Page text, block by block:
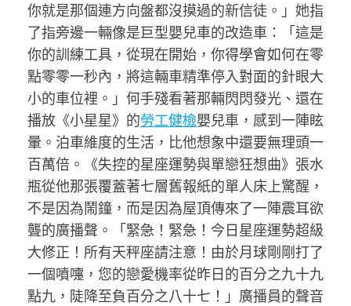
你就是那個連方向盤都沒摸過的新信徒。」她指
了指旁邊一輛像是巨型嬰兒車的改造車：「這是
你的訓練工具，從現在開始，你得學會如何在零
點零零一秒內，將這輛車精準停入對面的針眼大
小的車位裡。」何手殘看著那輛閃閃發光、還在
播放《小星星》的勞工健檢嬰兒車，感到一陣眩
暈。泊車維度的生活，比他想象中還要無理頭一
百萬倍。《失控的星座運勢與單戀狂想曲》張水
瓶從他那張覆蓋著七層舊報紙的單人床上驚醒，
不是因為鬧鐘，而是因為屋頂傳來了一陣震耳欲
聾的廣播聲。「緊急！緊急！今日星座運勢超級
大修正！所有天秤座請注意！由於月球剛剛打了
一個噴嚏，您的戀愛機率從昨日的百分之九十九
點九，陡降至負百分之八十七！」廣播員的聲音